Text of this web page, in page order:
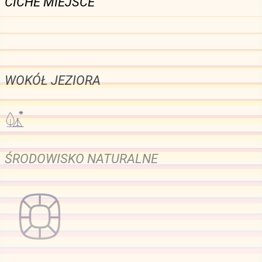
WOKÓŁ JEZIORA
ŚRODOWISKO NATURALNE